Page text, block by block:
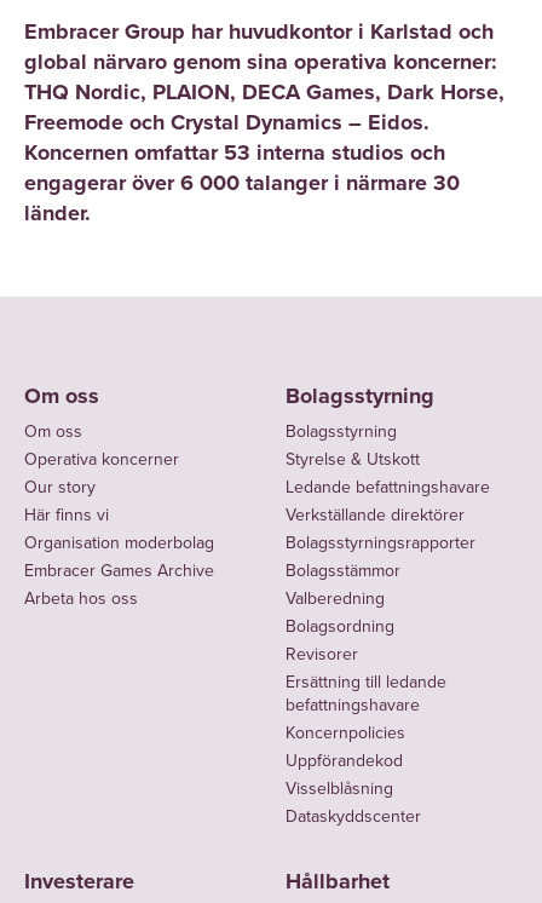
Embracer Group har huvudkontor i Karlstad och
global närvaro genom sina operativa koncerner:
THQ Nordic, PLAION, DECA Games, Dark Horse,
Freemode och Crystal Dynamics – Eidos.
Koncernen omfattar 53 interna studios och
engagerar över 6 000 talanger i närmare 30
länder.
Om oss
Om oss
Operativa koncerner
Our story
Här finns vi
Organisation moderbolag
Embracer Games Archive
Arbeta hos oss
Bolagsstyrning
Bolagsstyrning
Styrelse & Utskott
Ledande befattningshavare
Verkställande direktörer
Bolagsstyrningsrapporter
Bolagsstämmor
Valberedning
Bolagsordning
Revisorer
Ersättning till ledande
befattningshavare
Koncernpolicies
Uppförandekod
Visselblåsning
Dataskyddscenter
Investerare Hållbarhet